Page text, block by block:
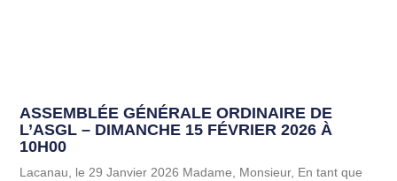
ASSEMBLÉE GÉNÉRALE ORDINAIRE DE
L’ASGL – DIMANCHE 15 FÉVRIER 2026 À
10H00
Lacanau, le 29 Janvier 2026 Madame, Monsieur, En tant que